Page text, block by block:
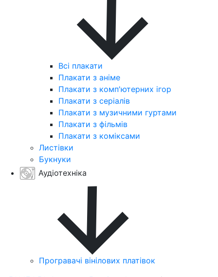
Всі плакати
Плакати з аніме
Плакати з комп'ютерних ігор
Плакати з серіалів
Плакати з музичними гуртами
Плакати з фільмів
Плакати з коміксами
Листівки
Букнуки
Аудіотехніка
Програвачі вінілових платівок